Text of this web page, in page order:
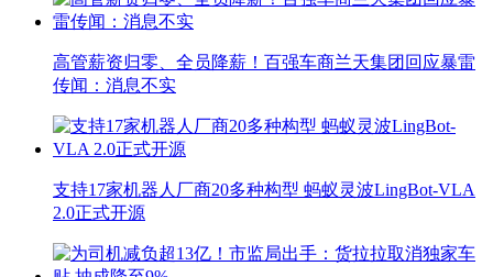
高管薪资归零、全员降薪！百强车商兰天集团回应暴雷
传闻：消息不实
支持17家机器人厂商20多种构型 蚂蚁灵波LingBot-VLA
2.0正式开源